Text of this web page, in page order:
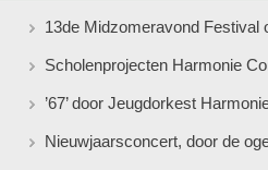
13de Midzomeravond Festival
Scholenprojecten Harmonie
’67’ door Jeugdorkest
Nieuwjaarsconcert, door de